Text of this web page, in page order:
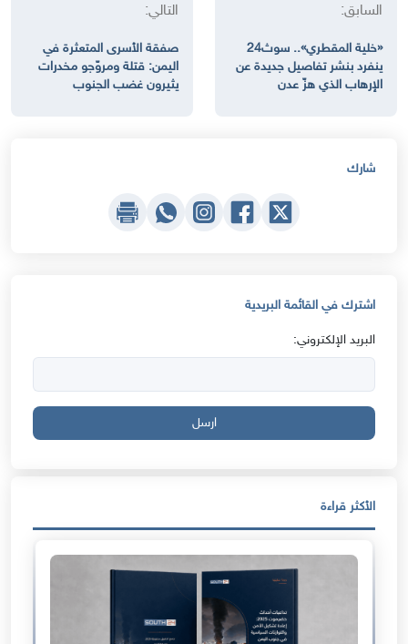
السابق:
«خلية المقطري».. سوث24
ينفرد بنشر تفاصيل جديدة عن
الإرهاب الذي هزّ عدن
التالي:
صفقة الأسرى المتعثرة في
اليمن: قتلة ومروّجو مخدرات
يثيرون غضب الجنوب
شارك
اشترك في القائمة البريدية
البريد الإلكتروني:
ارسل
الأكثر قراءة